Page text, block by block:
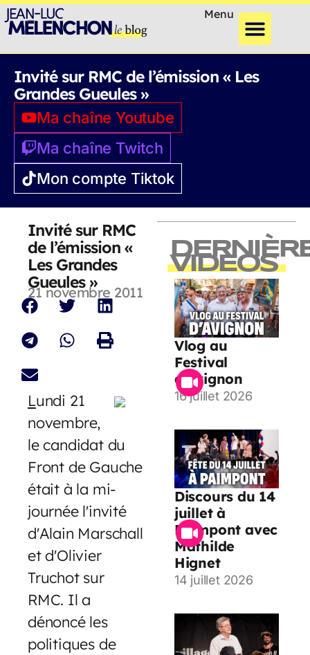
Menu
Invité sur RMC de l’émission « Les
Grandes Gueules »
Ma chaîne Youtube
Ma chaîne Twitch
Mon compte Tiktok
Invité sur RMC
de l’émission «
Les Grandes
Gueules »
21 novembre 2011
Lundi 21
novembre,
le candidat du
Front de Gauche
était à la mi-
journée l'invité
d'Alain Marschall
et d'Olivier
Truchot sur
RMC. Il a
dénoncé les
politiques de
VIDEOS
Vlog au
Festival
d’Avignon
16 juillet 2026
Discours du 14
juillet à
Paimpont avec
Mathilde
Hignet
14 juillet 2026